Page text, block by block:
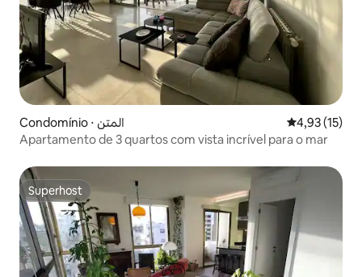
Condomínio ⋅ المتن 4,93 de uma
4,93 (15)
Apartamento de 3 quartos com vista incrível para o mar
Superhost
Superhost